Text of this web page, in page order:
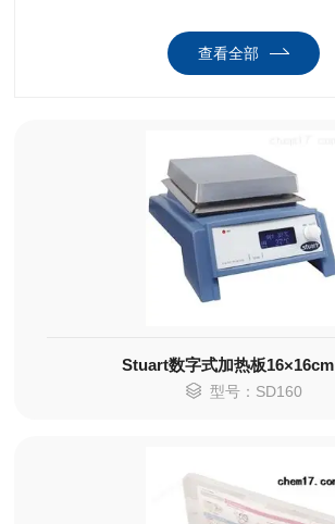
查看全部
Stuart数字式加热板16×16cm
型号：SD160